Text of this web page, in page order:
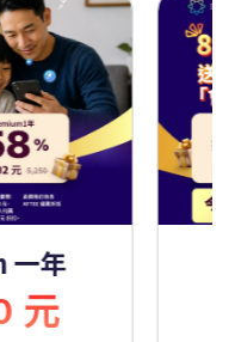
ELSA Premium 終
9,450 元